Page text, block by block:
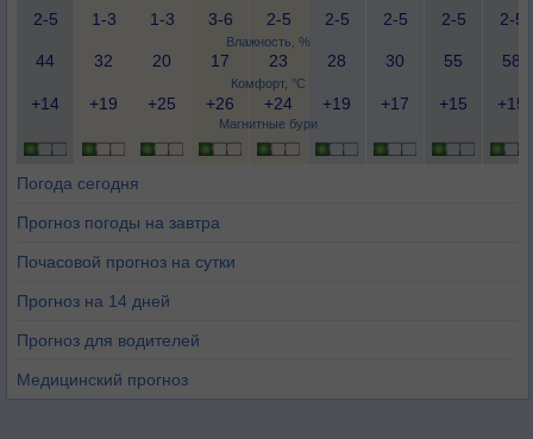
Влажность, %
Комфорт, °C
Магнитные бури
2-5
1-3
1-3
3-6
2-5
2-5
2-5
2-5
2-5
44 32 20 17 23 28 30 55 58
+14 +19 +25 +26 +24 +19 +17 +15 +15
Погода сегодня
Прогноз погоды на завтра
Почасовой прогноз на сутки
Прогноз на 14 дней
Прогноз для водителей
Медицинский прогноз